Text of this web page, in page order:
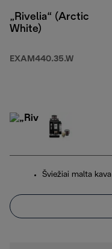
„Rivelia“ (Arctic
White)
EXAM440.35.W
Šviežiai malta kava